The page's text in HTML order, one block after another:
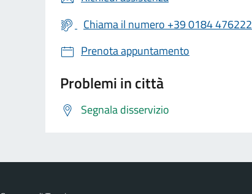
Chiama il numero +39 0184 476222
Prenota appuntamento
Problemi in città
Segnala disservizio